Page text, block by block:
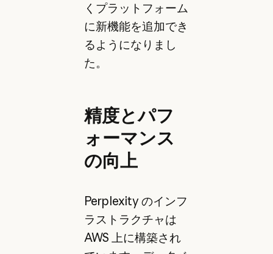
くプラットフォーム
に新機能を追加でき
るようになりまし
た。
精度とパフ
ォーマンス
の向上
Perplexity のインフ
ラストラクチャは
AWS 上に構築され